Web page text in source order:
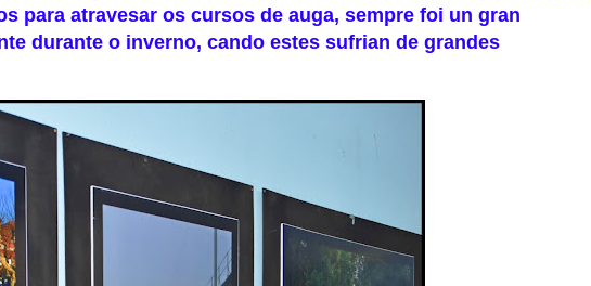
para atravesar os cursos de auga, sempre foi un gran
durante o inverno, cando estes sufrian de grandes